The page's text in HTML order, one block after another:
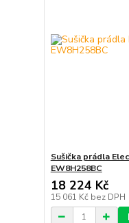
Sušička prádla
EW8H258BC
18 224 Kč
15 061 Kč bez DPH